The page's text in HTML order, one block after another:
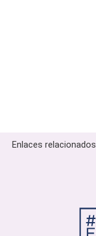
Enlaces relacionados